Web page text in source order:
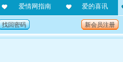
爱情网指南 爱的喜讯
找回密码 新会员注册